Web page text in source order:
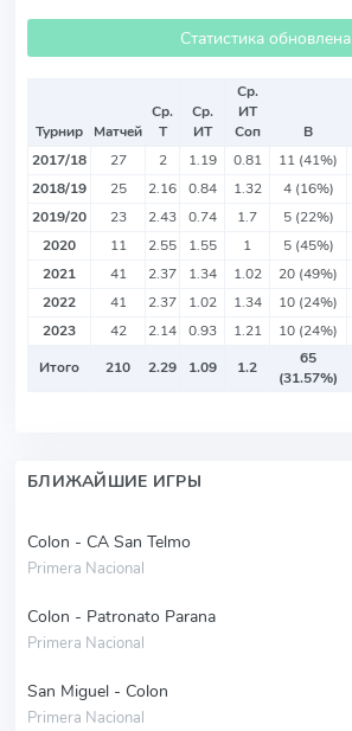
Статистика обновлена
Турнир Матчей
Ср.
Т
Ср.
ИТ
Ср.
ИТ
Соп
В
2017/18
27 2 1.19 0.81 11 (41%)
2018/19
25 2.16 0.84 1.32 4 (16%)
2019/20
23 2.43 0.74 1.7 5 (22%)
2020
11 2.55 1.55 1 5 (45%)
2021
41 2.37 1.34 1.02 20 (49%)
2022
41 2.37 1.02 1.34 10 (24%)
2023
42 2.14 0.93 1.21 10 (24%)
Итого
210 2.29 1.09 1.2
65
(31.57%)
БЛИЖАЙШИЕ ИГРЫ
Colon - CA San Telmo
Primera Nacional
Colon - Patronato Parana
Primera Nacional
San Miguel - Colon
Primera Nacional